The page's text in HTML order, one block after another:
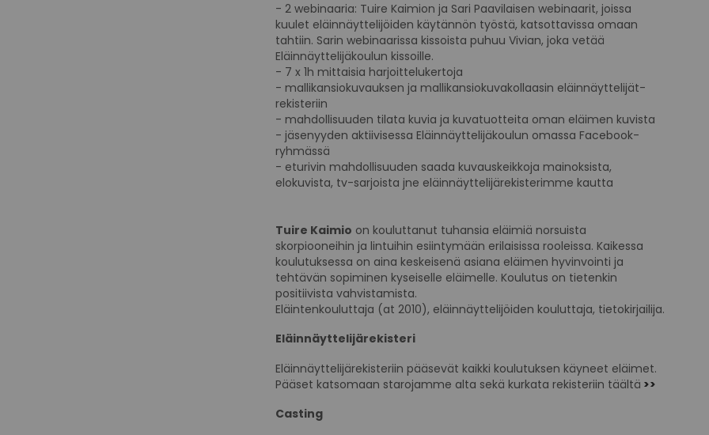
- 2 webinaaria: Tuire Kaimion ja Sari Paavilaisen webinaarit, joissa
kuulet eläinnäyttelijöiden käytännön työstä, katsottavissa omaan
tahtiin. Sarin webinaarissa kissoista puhuu Vivian, joka vetää
Eläinnäyttelijäkoulun kissoille.
- 7 x 1h mittaisia harjoittelukertoja
- mallikansiokuvauksen ja mallikansiokuvakollaasin eläinnäyttelijät-
rekisteriin
- mahdollisuuden tilata kuvia ja kuvatuotteita oman eläimen kuvista
- jäsenyyden aktiivisessa Eläinnäyttelijäkoulun omassa Facebook-
ryhmässä
- eturivin mahdollisuuden saada kuvauskeikkoja mainoksista,
elokuvista, tv-sarjoista jne eläinnäyttelijärekisterimme kautta
Tuire Kaimio on kouluttanut tuhansia eläimiä norsuista
skorpiooneihin ja lintuihin esiintymään erilaisissa rooleissa. Kaikessa
koulutuksessa on aina keskeisenä asiana eläimen hyvinvointi ja
tehtävän sopiminen kyseiselle eläimelle. Koulutus on tietenkin
positiivista vahvistamista.
Eläintenkouluttaja (at 2010), eläinnäyttelijöiden kouluttaja, tietokirjailija.
Eläinnäyttelijärekisteri
Eläinnäyttelijärekisteriin pääsevät kaikki koulutuksen käyneet eläimet.
Pääset katsomaan starojamme alta sekä kurkata rekisteriin täältä >>
Casting